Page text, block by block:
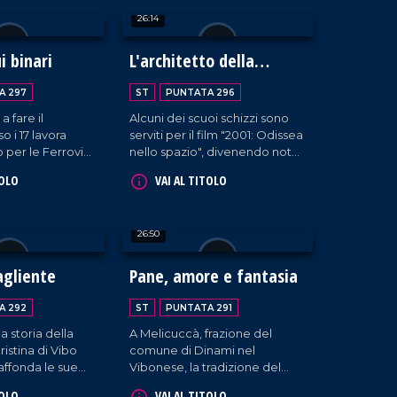
dove i
oggi parlano il
amata mamma. Una bella
testimonianza di come la
perseveranza ripaghi nel
tempo.
binari
297
a fare il
i 17 lavora
le Ferrovie
Una
anni,
accanto alla
26:14
L'architetto della
memoria
ST PUNTATA 296
Alcuni dei scuoi schizzi sono
serviti per il film "2001: Odissea
nello spazio", divenendo noto
L'artista Luigi Giffone racconta
nella sua Tropea.
VAI AL TITOLO
292
storia della
di Vibo
le sue
26:50
Pane, amore e fantasia
ST PUNTATA 291
A Melicuccà, frazione del
comune di Dinami nel
Vibonese, la tradizione del